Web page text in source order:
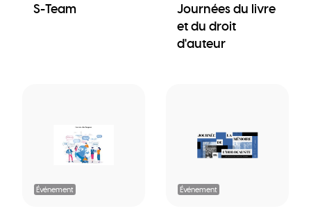
S-Team
Journées du livre
et du droit
d'auteur
Événement Événement